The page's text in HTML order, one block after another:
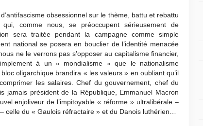
obsessionnel sur le thème, battu et rebattu
comme nous, se préoccupent sérieusement de
sera traitée pendant la campagne comme simple
national se posera en bouclier de l’identité menacée
ne le verrons pas s’opposer au capitalisme financier,
à un « mondialisme » que le nationalisme
oligarchique brandira « les valeurs » en oubliant qu’il
les salaires. Chef du gouvernement, chef du
jamais président de la République, Emmanuel Macron
enjoliveur de l’impitoyable « réforme » ultralibérale –
celle du « Gaulois réfractaire » et du Danois luthérien…